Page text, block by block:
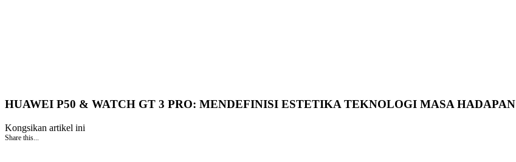
HUAWEI P50 & WATCH GT 3 PRO: MENDEFINISI ESTETIKA TEKNOLOGI MASA HADAPAN
Kongsikan artikel ini
Share this...